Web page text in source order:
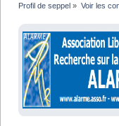
Profil de seppel » Voir les